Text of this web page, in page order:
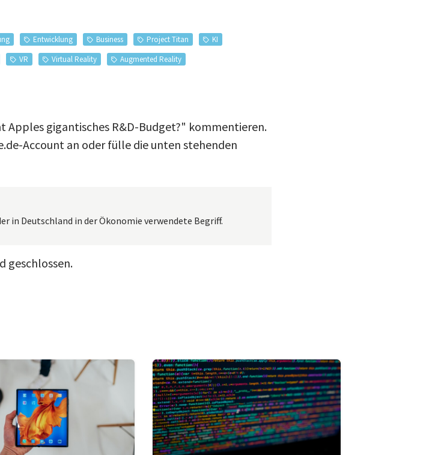
Entwicklung Business Project Titan
KI
VR Virtual Reality Augmented Reality
Apples gigantisches R&D-Budget?" kommentieren.
Account an oder fülle die unten stehenden
in Deutschland in der Ökonomie verwendete Begriff.
geschlossen.